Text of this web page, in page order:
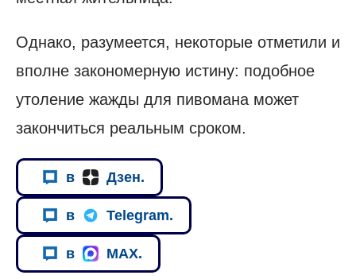
Однако, разумеется, некоторые отметили и
вполне закономерную истину: подобное
утоление жажды для пивомана может
закончиться реальным сроком.
в Дзен.
в Telegram.
в MAX.